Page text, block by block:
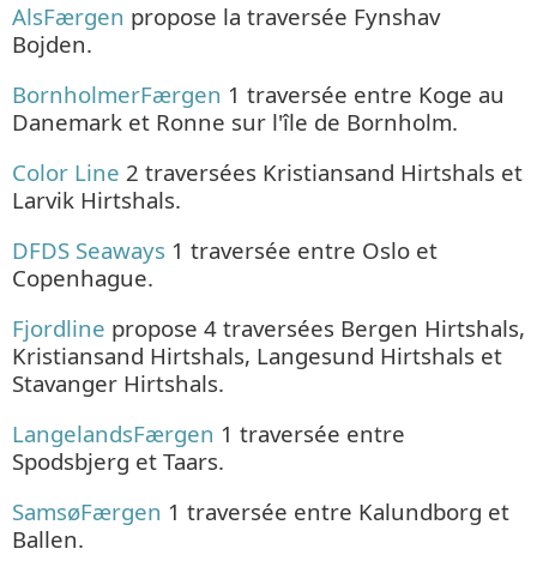
AlsFærgen propose la traversée Fynshav
Bojden.
BornholmerFærgen 1 traversée entre Koge au
Danemark et Ronne sur l'île de Bornholm.
Color Line 2 traversées Kristiansand Hirtshals et
Larvik Hirtshals.
DFDS Seaways 1 traversée entre Oslo et
Copenhague.
Fjordline propose 4 traversées Bergen Hirtshals,
Kristiansand Hirtshals, Langesund Hirtshals et
Stavanger Hirtshals.
LangelandsFærgen 1 traversée entre
Spodsbjerg et Taars.
SamsøFærgen 1 traversée entre Kalundborg et
Ballen.